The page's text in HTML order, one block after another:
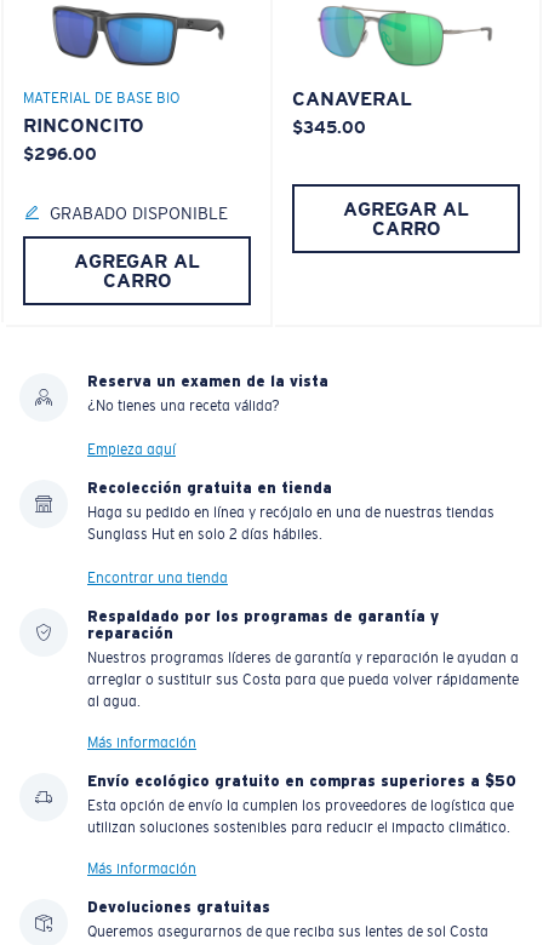
MATERIAL DE BASE BIO
RINCONCITO
$296.00
GRABADO DISPONIBLE
AGREGAR AL
CARRO
CANAVERAL
$345.00
AGREGAR AL
CARRO
Reserva un examen de la vista
¿No tienes una receta válida?
Empieza aquí
Recolección gratuita en tienda
Haga su pedido en línea y recójalo en una de nuestras tiendas
Sunglass Hut en solo 2 días hábiles.
Encontrar una tienda
Respaldado por los programas de garantía y
reparación
Nuestros programas líderes de garantía y reparación le ayudan a
arreglar o sustituir sus Costa para que pueda volver rápidamente
al agua.
Más información
Envío ecológico gratuito en compras superiores a $50
Esta opción de envío la cumplen los proveedores de logística que
utilizan soluciones sostenibles para reducir el impacto climático.
Más información
Devoluciones gratuitas
Queremos asegurarnos de que reciba sus lentes de sol Costa